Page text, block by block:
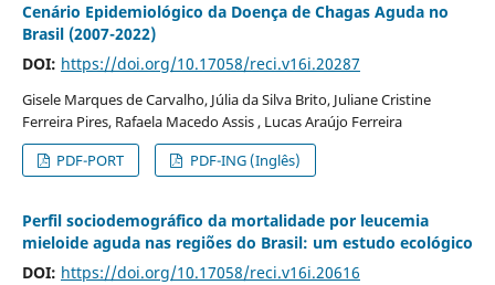
Cenário Epidemiológico da Doença de Chagas Aguda no
Brasil (2007-2022)
DOI: https://doi.org/10.17058/reci.v16i.20287
Gisele Marques de Carvalho, Júlia da Silva Brito, Juliane Cristine
Ferreira Pires, Rafaela Macedo Assis , Lucas Araújo Ferreira
PDF-PORT
PDF-ING (Inglês)
Perfil sociodemográfico da mortalidade por leucemia
mieloide aguda nas regiões do Brasil: um estudo ecológico
DOI: https://doi.org/10.17058/reci.v16i.20616